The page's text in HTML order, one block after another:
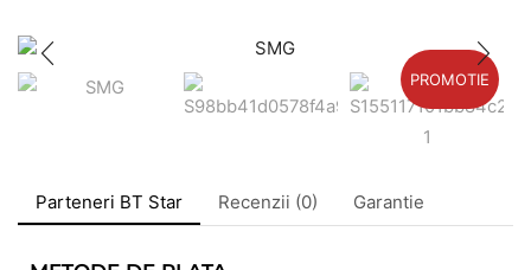
PROMOTIE
Parteneri BT Star Recenzii (0) Garantie